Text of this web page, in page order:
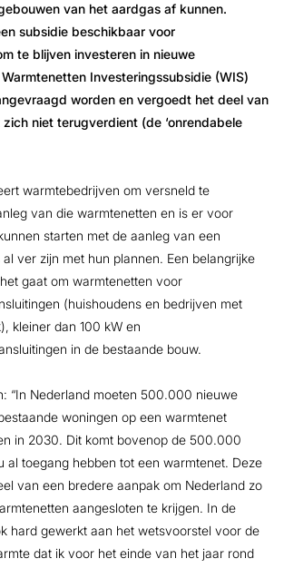
van het aardgas af kunnen.
subsidie beschikbaar voor
te blijven investeren in nieuwe
Investeringssubsidie (WIS)
worden en vergoedt het deel van
niet terugverdient (de ‘onrendabele
warmtebedrijven om versneld te
van die warmtenetten en is er voor
starten met de aanleg van een
ver zijn met hun plannen. Een belangrijke
gaat om warmtenetten voor
(huishoudens en bedrijven met
kleiner dan 100 kW en
in de bestaande bouw.
“In Nederland moeten 500.000 nieuwe
woningen op een warmtenet
in 2030. Dit komt bovenop de 500.000
al toegang hebben tot een warmtenet. Deze
van een bredere aanpak om Nederland zo
aangesloten te krijgen. In de
hard gewerkt aan het wetsvoorstel voor de
dat ik voor het einde van het jaar rond